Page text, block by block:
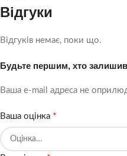
Відгуки
Відгуків немає, поки що.
Будьте першим, хто залишив
Ваша e-mail адреса не
Ваша оцінка *